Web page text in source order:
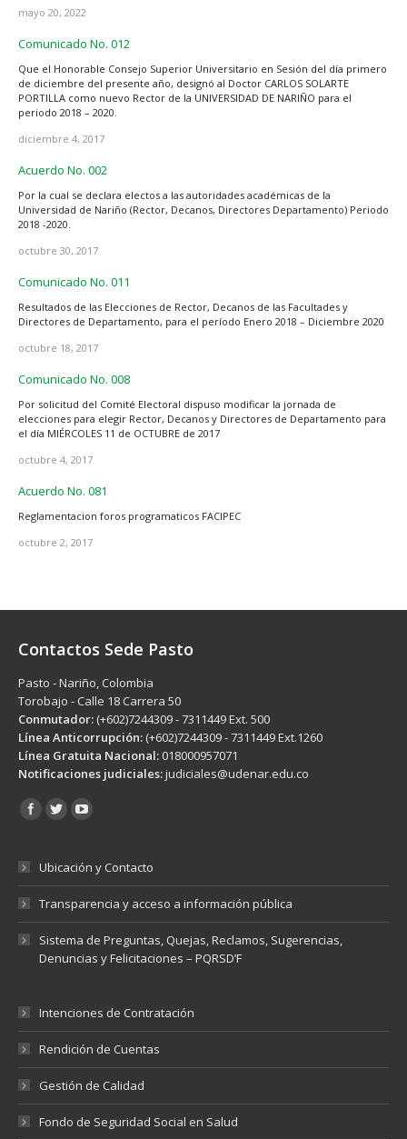
mayo 20, 2022
Comunicado No. 012
Que el Honorable Consejo Superior Universitario en Sesión del día primero
de diciembre del presente año, designó al Doctor CARLOS SOLARTE
PORTILLA como nuevo Rector de la UNIVERSIDAD DE NARIÑO para el
periodo 2018 – 2020.
diciembre 4, 2017
Acuerdo No. 002
Por la cual se declara electos a las autoridades académicas de la
Universidad de Nariño (Rector, Decanos, Directores Departamento) Periodo
2018 -2020.
octubre 30, 2017
Comunicado No. 011
Resultados de las Elecciones de Rector, Decanos de las Facultades y
Directores de Departamento, para el período Enero 2018 – Diciembre 2020
octubre 18, 2017
Comunicado No. 008
Por solicitud del Comité Electoral dispuso modificar la jornada de
elecciones para elegir Rector, Decanos y Directores de Departamento para
el día MIÉRCOLES 11 de OCTUBRE de 2017
octubre 4, 2017
Acuerdo No. 081
Reglamentacion foros programaticos FACIPEC
octubre 2, 2017
Contactos Sede Pasto
Pasto - Nariño, Colombia
Torobajo - Calle 18 Carrera 50
Conmutador: (+602)7244309 - 7311449 Ext. 500
Línea Anticorrupción: (+602)7244309 - 7311449 Ext.1260
Línea Gratuita Nacional: 018000957071
Notificaciones judiciales:judiciales@udenar.edu.co
Encuéntranos en:
Ubicación y Contacto
Transparencia y acceso a información pública
Sistema de Preguntas, Quejas, Reclamos, Sugerencias,
Denuncias y Felicitaciones – PQRSD’F
Intenciones de Contratación
Rendición de Cuentas
Gestión de Calidad
Fondo de Seguridad Social en Salud